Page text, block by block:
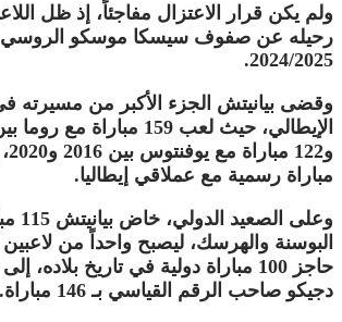
ولم يكن قرار الاعتزال مفاجئاً، إذ ظل
رحيله عن صفوف سيسكا موسكو الروسي
2024/2025.
وقضى بيانيتش الجزء الأكبر من مسيرته
مباراة رسمية مع عملاقي إيطاليا.
البوسنة والهرسك، ليصبح واحداً من لاعبين
حاجز 100 مباراة دولية في تاريخ بلاده،
دجيكو صاحب الرقم القياسي بـ 146 مباراة.